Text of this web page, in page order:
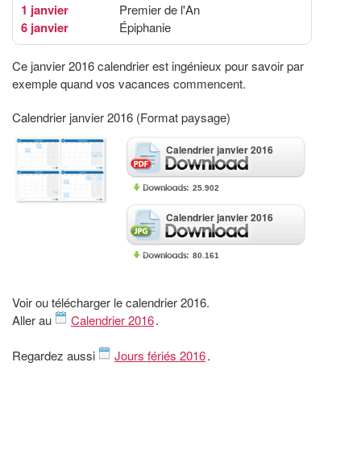
1 janvier Premier de l'An
6 janvier Épiphanie
Ce janvier 2016 calendrier est ingénieux pour savoir par
exemple quand vos vacances commencent.
Calendrier janvier 2016 (Format paysage)
Calendrier janvier 2016
25.902
Calendrier janvier 2016
80.161
Voir ou télécharger le calendrier 2016.
Aller au
Calendrier 2016.
Regardez aussi Jours fériés 2016.